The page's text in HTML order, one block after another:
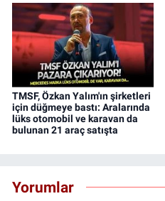
TMSF, Özkan Yalım'ın şirketleri
için düğmeye bastı: Aralarında
lüks otomobil ve karavan da
bulunan 21 araç satışta
Yorumlar